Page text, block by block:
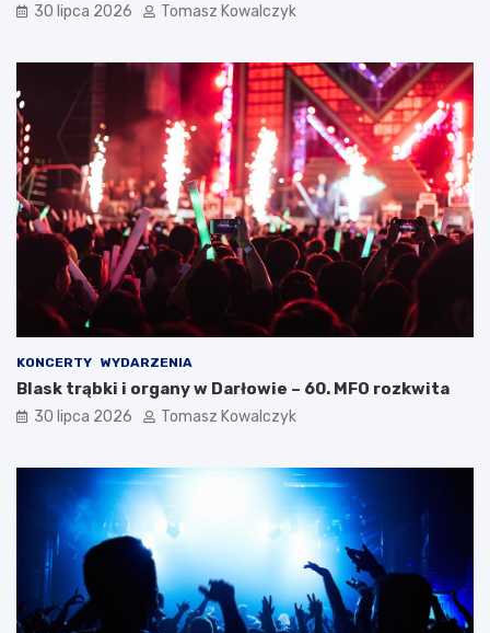
30 lipca 2026 Tomasz Kowalczyk
KONCERTY WYDARZENIA
Blask trąbki i organy w Darłowie – 60. MFO rozkwita
30 lipca 2026 Tomasz Kowalczyk